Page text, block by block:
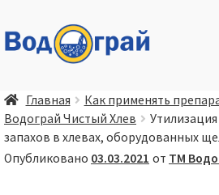
Перейти
к
Перейти
к
🛒 Магазин
🐷 Глубокая одстилка Чистый
Главная Как применять
Водограй Чистый Хлев
запахов в хлевах, оборудованных
Опубликовано 03.03.2021 от ТМ